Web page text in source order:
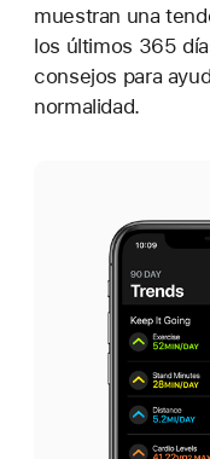
muestran una
los últimos 365
consejos para
normalidad.